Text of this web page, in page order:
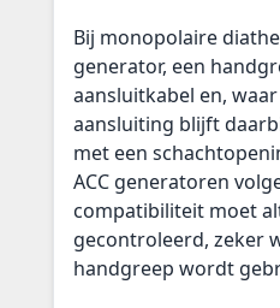
Bij monopolaire
generator, een
aansluitkabel en,
aansluiting blijft
met een
ACC generatoren
compatibiliteit moet
gecontroleerd, zeker
handgreep wordt